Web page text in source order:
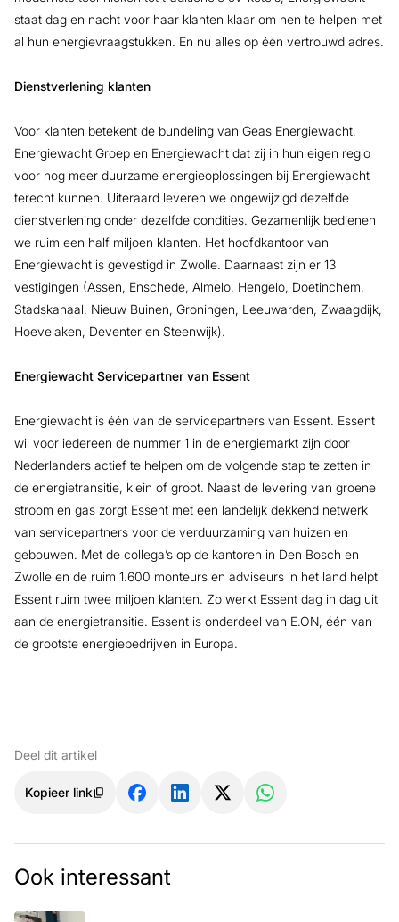
staat dag en nacht voor haar klanten klaar om hen te helpen met
al hun energievraagstukken. En nu alles op één vertrouwd adres.
Dienstverlening klanten
Voor klanten betekent de bundeling van Geas Energiewacht,
Energiewacht Groep en Energiewacht dat zij in hun eigen regio
voor nog meer duurzame energieoplossingen bij Energiewacht
terecht kunnen. Uiteraard leveren we ongewijzigd dezelfde
dienstverlening onder dezelfde condities. Gezamenlijk bedienen
we ruim een half miljoen klanten. Het hoofdkantoor van
Energiewacht is gevestigd in Zwolle. Daarnaast zijn er 13
vestigingen (Assen, Enschede, Almelo, Hengelo, Doetinchem,
Stadskanaal, Nieuw Buinen, Groningen, Leeuwarden, Zwaagdijk,
Hoevelaken, Deventer en Steenwijk).
Energiewacht Servicepartner van Essent
Energiewacht is één van de servicepartners van Essent. Essent
wil voor iedereen de nummer 1 in de energiemarkt zijn door
Nederlanders actief te helpen om de volgende stap te zetten in
de energietransitie, klein of groot. Naast de levering van groene
stroom en gas zorgt Essent met een landelijk dekkend netwerk
van servicepartners voor de verduurzaming van huizen en
gebouwen. Met de collega’s op de kantoren in Den Bosch en
Zwolle en de ruim 1.600 monteurs en adviseurs in het land helpt
Essent ruim twee miljoen klanten. Zo werkt Essent dag in dag uit
aan de energietransitie. Essent is onderdeel van E.ON, één van
de grootste energiebedrijven in Europa.
Deel dit artikel
Kopieer link
Ook interessant